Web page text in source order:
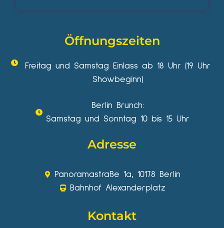
Öffnungszeiten
Freitag und Samstag Einlass ab 18 Uhr (19 Uhr
Showbeginn)
Berlin Brunch:
Samstag und Sonntag 10 bis 15 Uhr
Adresse
Panoramastraße 1a, 10178 Berlin
Bahnhof Alexanderplatz
Kontakt